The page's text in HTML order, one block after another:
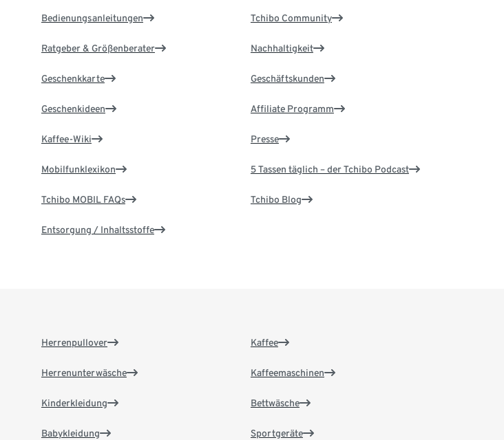
Bedienungsanleitungen
Ratgeber & Größenberater
Geschenkkarte
Geschenkideen
Kaffee-Wiki
Mobilfunklexikon
Tchibo MOBIL FAQs
Entsorgung / Inhaltsstoffe
Tchibo Community
Nachhaltigkeit
Geschäftskunden
Affiliate Programm
Presse
5 Tassen täglich – der Tchibo Podcast
Tchibo Blog
Herrenpullover
Herrenunterwäsche
Kinderkleidung
Babykleidung
Kaffee
Kaffeemaschinen
Bettwäsche
Sportgeräte